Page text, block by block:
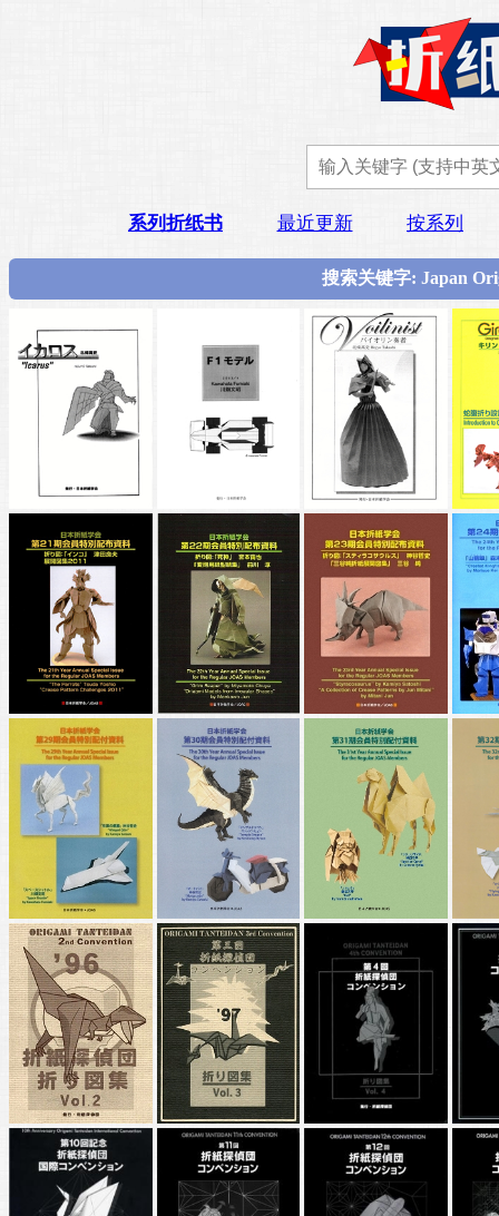
系列折纸书 最近更新 按系列
搜索关键字: Japan